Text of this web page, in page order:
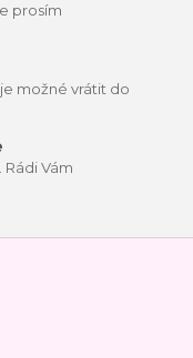
prosím
možné vrátit do
Vám